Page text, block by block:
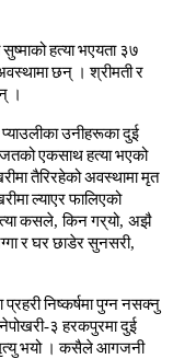
सुष्माकोहत्याभएयता ३७
छन् । श्रीमतीर
।
प्याउलीकाउनीहरूकादुई
एकसाथहत्याभएको
तैरिरहेकोअवस्थामामृत
ल्याएरफालिएको
कसले,किनगर्यो, अझै
रघरछाडेरसुनसरी,
प्रहरीनिष्कर्षमापुग्ननसक्नु
-३ हरकपुरमादुई
भयो । कसैलेआगजनी